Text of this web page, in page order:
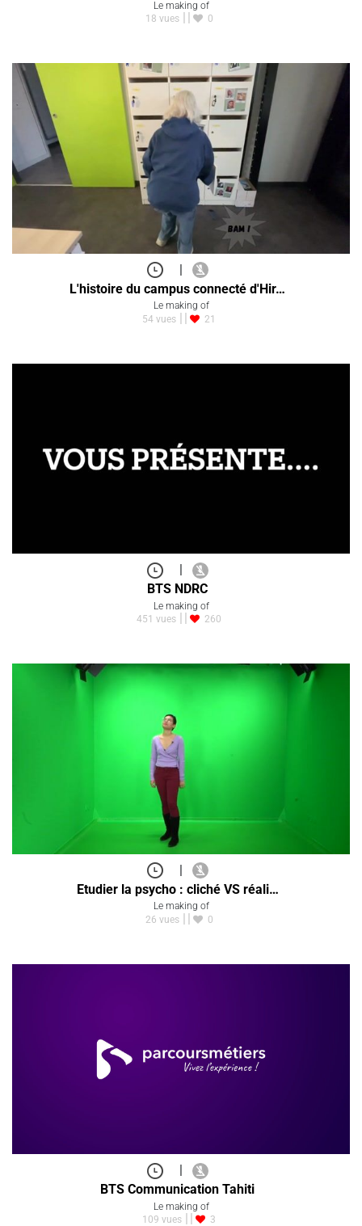
Le making of
18 vues
0
|
L'histoire du campus connecté d'Hir…
Le making of
54 vues
21
|
BTS NDRC
Le making of
451 vues
260
|
Etudier la psycho : cliché VS réali…
Le making of
26 vues
0
|
BTS Communication Tahiti
Le making of
109 vues
3